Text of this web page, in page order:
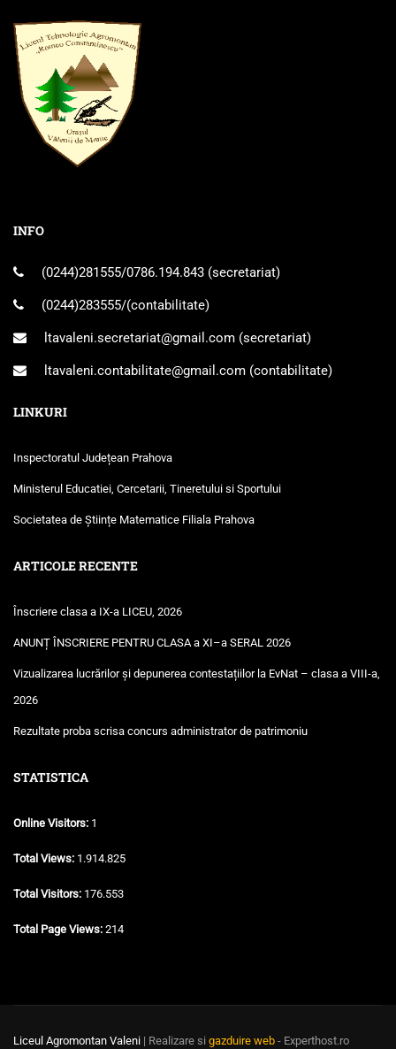
INFO
(0244)281555/0786.194.843 (secretariat)
(0244)283555/(contabilitate)
ltavaleni.secretariat@gmail.com (secretariat)
ltavaleni.contabilitate@gmail.com (contabilitate)
LINKURI
Inspectoratul Județean Prahova
Ministerul Educatiei, Cercetarii, Tineretului si Sportului
Societatea de Științe Matematice Filiala Prahova
ARTICOLE RECENTE
Înscriere clasa a IX-a LICEU, 2026
ANUNȚ ÎNSCRIERE PENTRU CLASA a XI–a SERAL 2026
Vizualizarea lucrărilor și depunerea contestațiilor la EvNat – clasa a VIII-a,
2026
Rezultate proba scrisa concurs administrator de patrimoniu
STATISTICA
Online Visitors: 1
Total Views: 1.914.825
Total Visitors: 176.553
Total Page Views: 214
Liceul Agromontan Valeni | Realizare si gazduire web - Experthost.ro